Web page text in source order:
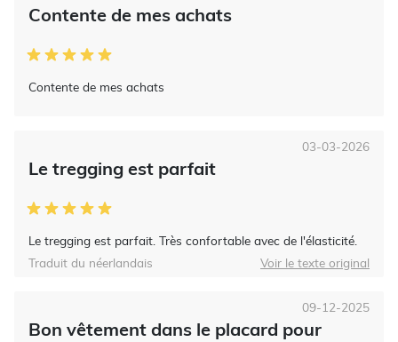
Contente de mes achats
Contente de mes achats
Le tregging est parfait
Le tregging est parfait. Très confortable avec de l'élasticité.
03-03-2026
Traduit du néerlandais Voir le texte original
Bon vêtement dans le placard pour
09-12-2025